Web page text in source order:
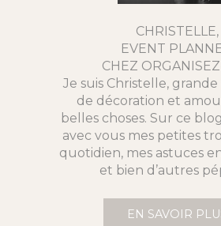
CHRISTELLE,
EVENT
CHEZ
Je suis Christelle, grande
de décoration et
belles choses. Sur ce
avec vous mes petites
quotidien, mes astuces
et bien d’autres
EN SAVOIR